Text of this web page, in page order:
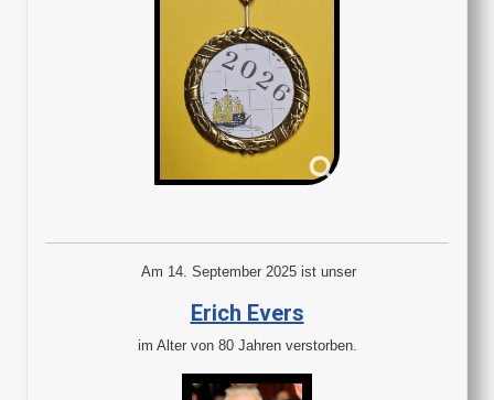
Am 14. September 2025 ist unser
Erich Evers
im Alter von 80 Jahren verstorben.